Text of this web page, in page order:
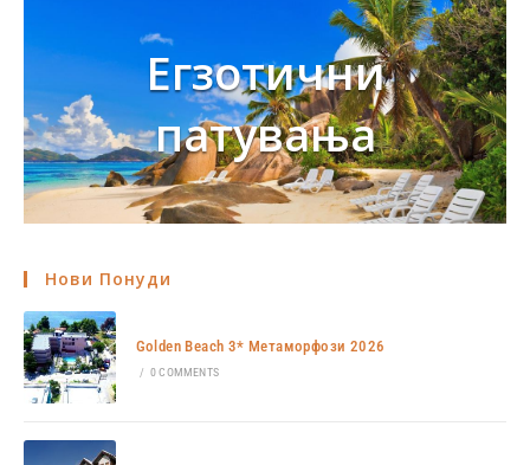
Егзотични
патувања
Нови Понуди
Golden Beach 3* Метаморфози 2026
/ 0 COMMENTS